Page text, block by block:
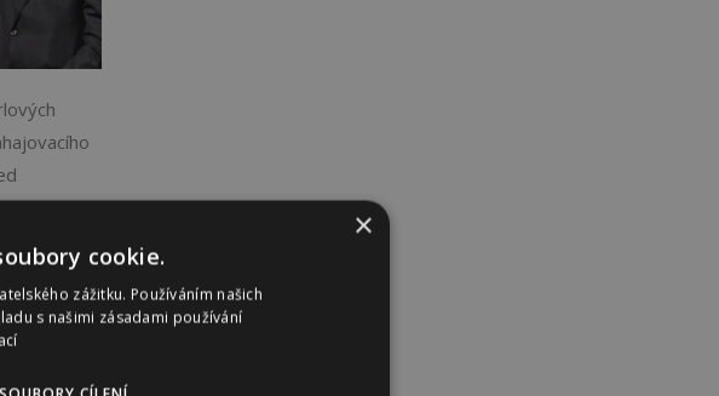
×
cookie.
zážitku. Používáním našich
s našimi zásadami používání